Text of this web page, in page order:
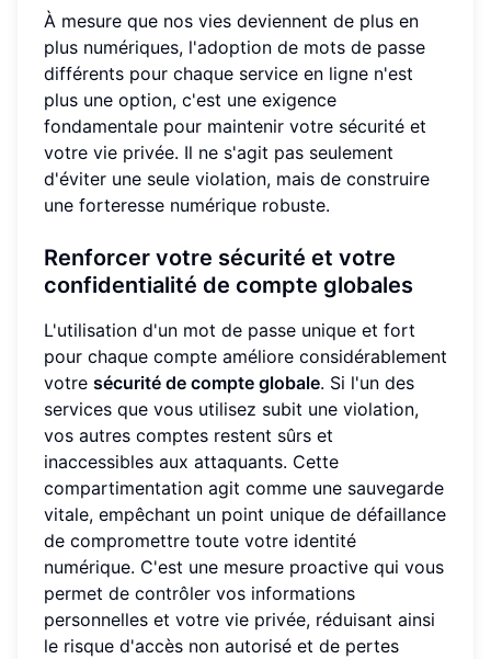
À mesure que nos vies deviennent de plus en
plus numériques, l'adoption de mots de passe
différents pour chaque service en ligne n'est
plus une option, c'est une exigence
fondamentale pour maintenir votre sécurité et
votre vie privée. Il ne s'agit pas seulement
d'éviter une seule violation, mais de construire
une forteresse numérique robuste.
Renforcer votre sécurité et votre
confidentialité de compte globales
L'utilisation d'un mot de passe unique et fort
pour chaque compte améliore considérablement
votre sécurité de compte globale. Si l'un des
services que vous utilisez subit une violation,
vos autres comptes restent sûrs et
inaccessibles aux attaquants. Cette
compartimentation agit comme une sauvegarde
vitale, empêchant un point unique de défaillance
de compromettre toute votre identité
numérique. C'est une mesure proactive qui vous
permet de contrôler vos informations
personnelles et votre vie privée, réduisant ainsi
le risque d'accès non autorisé et de pertes